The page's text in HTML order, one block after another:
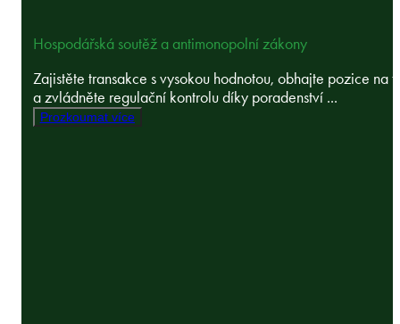
Hospodářská soutěž a antimonopolní zákony
Zajistěte transakce s vysokou hodnotou, obhajte pozice na
a zvládněte regulační kontrolu díky poradenství ...
Prozkoumat více